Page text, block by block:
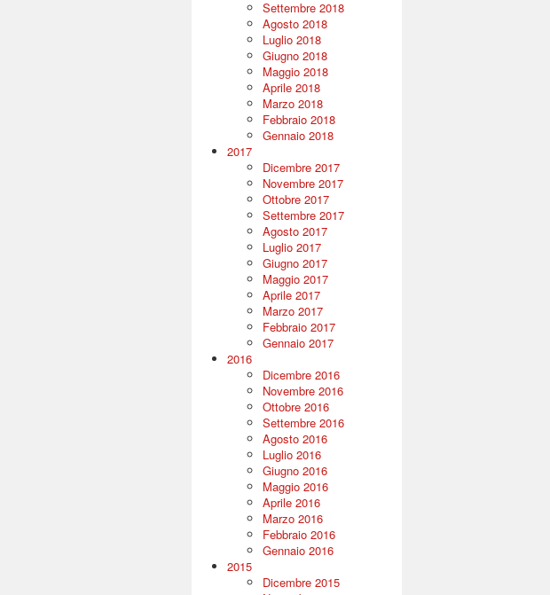
Settembre 2018
Agosto 2018
Luglio 2018
Giugno 2018
Maggio 2018
Aprile 2018
Marzo 2018
Febbraio 2018
Gennaio 2018
2017
Dicembre 2017
Novembre 2017
Ottobre 2017
Settembre 2017
Agosto 2017
Luglio 2017
Giugno 2017
Maggio 2017
Aprile 2017
Marzo 2017
Febbraio 2017
Gennaio 2017
2016
Dicembre 2016
Novembre 2016
Ottobre 2016
Settembre 2016
Agosto 2016
Luglio 2016
Giugno 2016
Maggio 2016
Aprile 2016
Marzo 2016
Febbraio 2016
Gennaio 2016
2015
Dicembre 2015